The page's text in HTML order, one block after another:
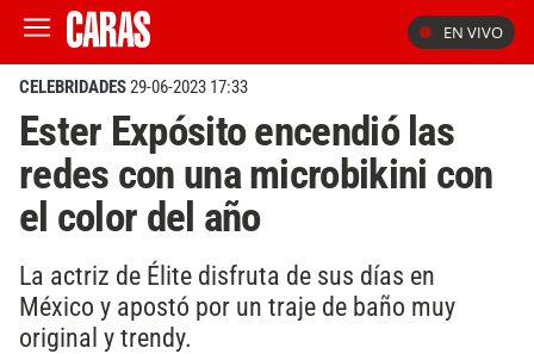
EN VIVO
CELEBRIDADES29-06-2023 17:33
Ester Expósito encendió las
redes con una microbikini con
el color del año
La actriz de Élite disfruta de sus días en
México y apostó por un traje de baño muy
original y trendy.